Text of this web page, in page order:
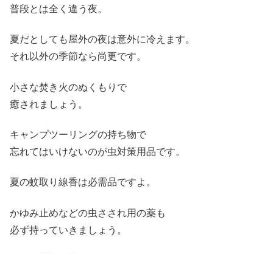
普段とは全く違う夜。
夏だとしても屋外の夜は意外に冷えます。
それ以外の季節なら尚更です。
小さな焚き火のぬくもりで
癒されましょう。
キャンプツーリングの持ち物で
忘れてはいけないのが虫対策用品です。
夏の蚊取り線香は必需品ですよ。
かゆみ止めなどの虫さされ用の薬も
必ず持っていきましょう。